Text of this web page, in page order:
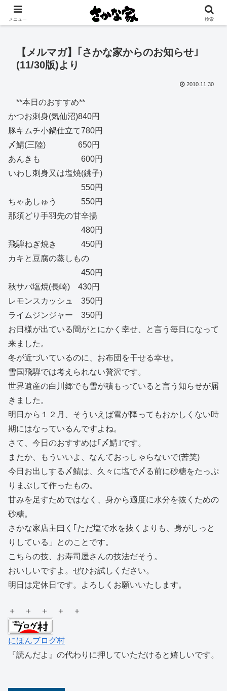
創業大正11年 矢祭町の中心で営む鮮魚店と飲食店
【メルマガ】｢さかな家からのお知らせ｣
(11/30版)より
2010.11.30
**本日のおすすめ**
かつお刺身(気仙沼)840円
豚キムチ小鍋仕立て780円
〆鯖(三陸) 650円
あんきも 600円
いわし刺身又は塩焼(銚子)
550円
ちゃあしゅう 550円
那須どり手羽先の甘辛揚
480円
飛騨ねぎ焼き 450円
カキと豆腐の蒸しもの
450円
秋サバ塩焼(長崎) 430円
レモンスカッシュ 350円
ライムジンジャー 350円
お日様が出ている間がとにかく幸せ、と言う毎日になって
来ました。
冬が近づいているのに、お布団を干せる幸せ。
雪国飛騨では考えられない贅沢です。
世界遺産の白川郷でも雪が積もっていると言う知らせが届
きました。
明日から１２月、そういえば雪が降ってもおかしくない時
期にはなっているんですよね。
さて、今日のおすすめは｢〆鯖｣です。
またか、もういいよ、なんておっしゃらないで(苦笑)
今日お出しする〆鯖は、久々に塩で〆る前に砂糖をたっぷ
りまぶして作ったもの。
甘みを足すためではなく、身から適度に水分を抜くための
砂糖。
さかな家店主曰く｢ただ塩で水を抜くよりも、身がしっと
りしている」とのことです。
こちらの技、お寿司屋さんの技法だそう。
おいしいですよ。ぜひお試しください。
明日は定休日です。よろしくお願いいたします。
＋ ＋ ＋ ＋ ＋
にほんブログ村
『読んだよ』の代わりに押していただけると嬉しいです。
メニュー 検索